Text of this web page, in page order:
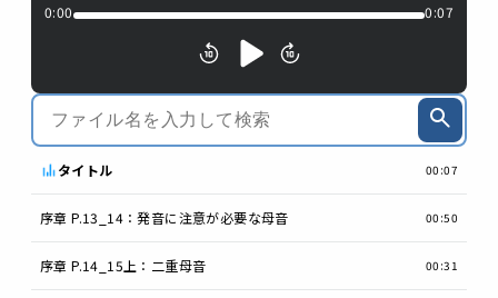
0:00 0:07
タイトル 00:07
序章 P.13_14：発音に注意が必要な母音 00:50
序章 P.14_15上：二重母音 00:31